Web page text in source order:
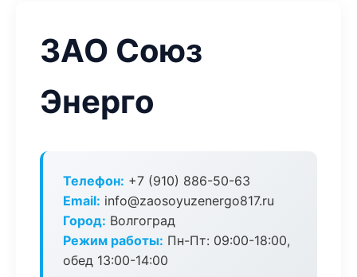
ЗАО Союз
Энерго
Телефон: +7 (910) 886-50-63
Email: info@zaosoyuzenergo817.ru
Город: Волгоград
Режим работы: Пн-Пт: 09:00-18:00,
обед 13:00-14:00